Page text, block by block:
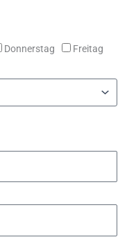
Donnerstag
Freitag